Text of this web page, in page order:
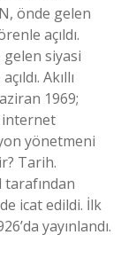
önde gelen
açıldı.
gelen siyasi
Akıllı
1969;
internet
yönetmeni
Tarih.
tarafından
icat edildi. İlk
yayınlandı.